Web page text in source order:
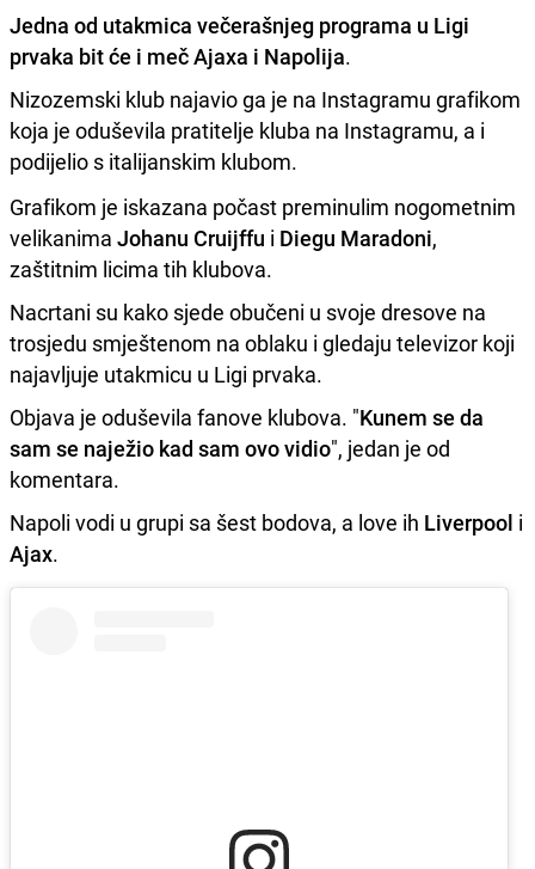
Jedna od utakmica večerašnjeg programa u Ligi
prvaka bit će i meč Ajaxa i Napolija.
Nizozemski klub najavio ga je na Instagramu grafikom
koja je oduševila pratitelje kluba na Instagramu, a i
podijelio s italijanskim klubom.
Grafikom je iskazana počast preminulim nogometnim
velikanima Johanu Cruijffu i Diegu Maradoni,
zaštitnim licima tih klubova.
Nacrtani su kako sjede obučeni u svoje dresove na
trosjedu smještenom na oblaku i gledaju televizor koji
najavljuje utakmicu u Ligi prvaka.
Objava je oduševila fanove klubova. "Kunem se da
sam se naježio kad sam ovo vidio", jedan je od
komentara.
Napoli vodi u grupi sa šest bodova, a love ih Liverpool i
Ajax.